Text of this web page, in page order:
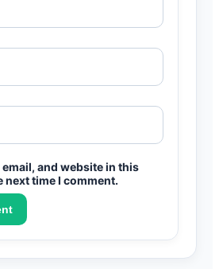
email, and website in this
time I comment.